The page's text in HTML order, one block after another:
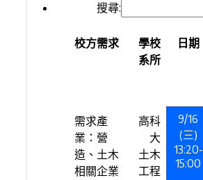
搜尋:
校方需求
學校
系所
日期
需求產
業：營
造、土木
相關企業
高科
大
土木
工程
9/16
(三)
13:20-
15:00